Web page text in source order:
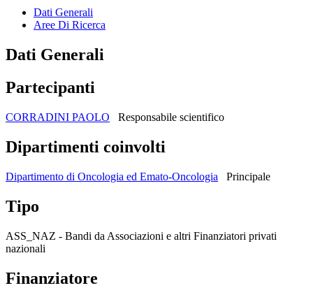
Dati Generali
Aree Di Ricerca
Dati Generali
Partecipanti
CORRADINI PAOLO Responsabile scientifico
Dipartimenti coinvolti
Dipartimento di Oncologia ed Emato-Oncologia Principale
Tipo
ASS_NAZ - Bandi da Associazioni e altri Finanziatori privati
nazionali
Finanziatore